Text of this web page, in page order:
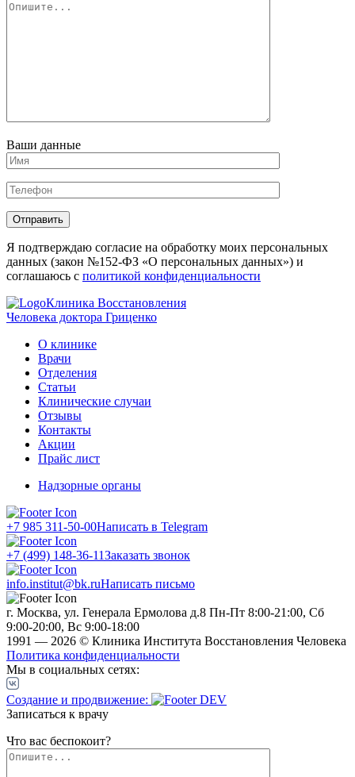
Ваши данные
Отправить
Я подтверждаю согласие на обработку моих персональных
данных (закон №152-ФЗ «О персональных данных») и
соглашаюсь с политикой конфиденциальности
Клиника Восстановления
Человека доктора Гриценко
О клинике
Врачи
Отделения
Статьи
Клинические случаи
Отзывы
Контакты
Акции
Прайс лист
Надзорные органы
+7 985 311-50-00Написать в Telegram
+7 (499) 148-36-11Заказать звонок
info.institut@bk.ruНаписать письмо
г. Москва, ул. Генерала Ермолова д.8 Пн-Пт 8:00-21:00, Сб
9:00-20:00, Вс 9:00-18:00
1991 — 2026 © Клиника Института Восстановления Человека
Политика конфиденциальности
Мы в социальных сетях:
Создание и продвижение:
Записаться к врачу
Что вас беспокоит?